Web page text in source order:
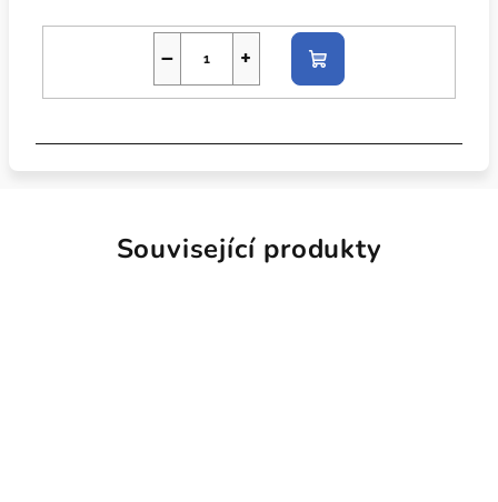
+
−
Do
košíku
Související produkty